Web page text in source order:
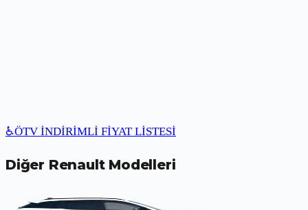
♿ÖTV İNDİRİMLİ FİYAT LİSTESİ
Diğer RenaultModelleri